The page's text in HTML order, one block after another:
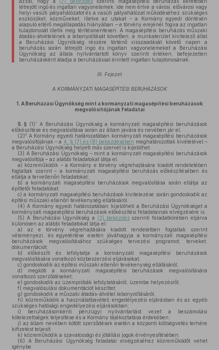
létrejött ingó és ingatlan vagyonelemek, ide nem értve a városi, elővárosi vagy
helyi vasúti pályahálózatot és a vasúti pályahálózat működéséhez szükséges
eszközöket, közműveket, illetve az utakat – a Kormány egyedi döntésén
alapuló eltérő megállapodás hiányában – e törvény erejénél fogva az ingatlan
tulajdonosát illetik meg térítésmentesen. A magasépítési beruházás műszaki
átadás-átvételének a lebonyolítását követően, a munkaterület kivitelező által
a Beruházási Ügynökség részére történő visszaadását követő napon a
beruházás során létrejött ingó és ingatlan vagyonelemeket a Beruházási
Ügynökség az általa nyilvántartott könyv szerinti értéken, befejezetlen
beruházásként átadja a beruházással érintett ingatlan tulajdonosának.
III. Fejezet
A KORMÁNYZATI MAGASÉPÍTÉSI BERUHÁZÁSOK
1. A Beruházási Ügynökség mint a kormányzati magasépítési beruházások
megvalósítójának feladatai
5. § (1)7A Beruházási Ügynökség a kormányzati magasépítési beruházások
előkészítése és megvalósítása során az állam javára és nevében jár el.
(2)8 A Kormány egyedi határozatában kormányzati magasépítési beruházások
megvalósítójának – a 4. § (7) és (8) bekezdésében meghatározottak kivételével –
a Beruházási Ügynökség helyett más szervet is kijelölhet.
(3) A Beruházási Ügynökség – mint a kormányzati magasépítési beruházások
megvalósítója – az alábbi feladatokat látja el:
a) közreműködik – a Kormány e törvény végrehajtására kiadott rendeletében
foglaltak szerint – a kormányzati magasépítési beruházás előkészítésében és
ellátja a tervellenőri feladatokat;
b) a kormányzati magasépítési beruházások megvalósítása során ellátja az
építtetői feladatokat;
c) a kormányzati magasépítési beruházások kivitelezése során gondoskodik az
építési műszaki ellenőri tevékenység ellátásáról.
(4) A Kormány egyedi határozatában kijelölheti a Beruházási Ügynökséget a
kormányzati magasépítési beruházások előkészítési feladatainak elvégzésére is.
(5) A Beruházási Ügynökség a (3) bekezdésszerinti feladatkörében eljárva
különösen az alábbi feladatokat látja el:
a) az e törvény végrehajtására kiadott rendeletben foglaltak szerint
véleményezi, és egyetértése esetén jóváhagyja a kormányzati magasépítési
beruházások megvalósításához szükséges tervezési programot, terveket,
dokumentációt;
b) előkészíti és lefolytatja a kormányzati magasépítési beruházások
megvalósítására vonatkozó közbeszerzési eljárásokat;
c) gondoskodik az építési műszaki ellenőri tevékenység ellátásáról;
d) megköti a kormányzati magasépítési beruházások megvalósítására
vonatkozó szerződéseket;
e) gondoskodik az üzempróbák lefolytatásáról, üzembe helyezésről;
f) megvalósulási dokumentációt készíttet;
g) gondoskodik a műszaki átadás-átvétel lebonyolításáról;
h) közreműködik a használatbavételi engedélyezési eljárásban és az egyéb
szükséges hatósági engedélyezési eljárásokban;
i) beruházásonkénti pénzügyi nyilvántartást vezet a beszámolási
kötelezettségek teljesítése és a Kormány tájékoztatása érdekében;
j) az állam nevében kötött szerződések esetén a központi költségvetés terhére
kifizetést teljesít;
k) közreműködik a szavatossági és jótállási jogok érvényesítésében.
(6) A Beruházási Ügynökség feladatai elvégzéséhez közreműködőt vehet
igénybe.